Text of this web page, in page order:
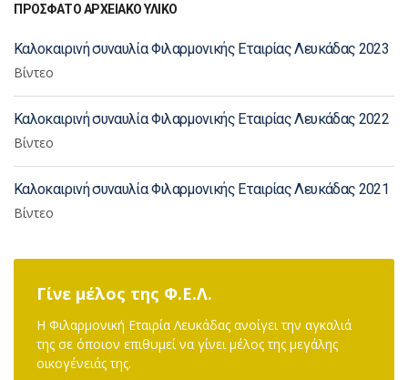
ΠΡΟΣΦΑΤΟ ΑΡΧΕΙΑΚΟ ΥΛΙΚΟ
Καλοκαιρινή συναυλία Φιλαρμονικής Εταιρίας Λευκάδας 2023
Βίντεο
Καλοκαιρινή συναυλία Φιλαρμονικής Εταιρίας Λευκάδας 2022
Βίντεο
Καλοκαιρινή συναυλία Φιλαρμονικής Εταιρίας Λευκάδας 2021
Βίντεο
Γίνε μέλος της Φ.Ε.Λ.
Η Φιλαρμονική Εταιρία Λευκάδας ανοίγει την αγκαλιά
της σε όποιον επιθυμεί να γίνει μέλος της μεγάλης
οικογένειάς της.